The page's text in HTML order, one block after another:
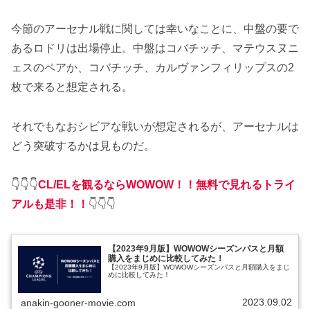
今節のアーセナル戦に関しては幸いなことに、中盤の要で
あるロドリは出場停止。中盤はコバチッチ、マテウスヌニ
ェスのペアか、コバチッチ、カルヴァンフィリップスの2
枚で来ると想定される。
それでもなおシビアな戦いが想定されるが、アーセナルは
どう突破するかは見ものだ。
👇👇👇CL/ELを観るならWOWOW！！無料で見れるトライ
アルも是非！！ 👇👇👇
【2023年9月版】WOWOWシーズンパスと月額
購入をまじめに比較してみた！
【2023年9月版】WOWOWシーズンパスと月額購入をまじ
めに比較してみた！
anakin-gooner-movie.com 2023.09.02